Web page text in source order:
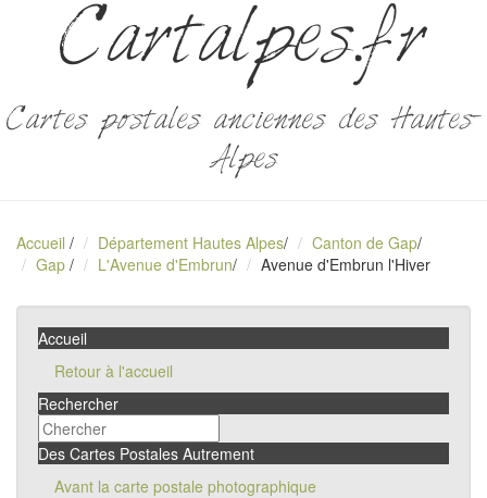
Cartalpes.fr
Cartes postales anciennes des Hautes-
Alpes
Accueil / Département Hautes Alpes/ Canton de Gap/
Gap / L'Avenue d'Embrun/ Avenue d'Embrun l'Hiver
Accueil
Retour à l'accueil
Rechercher
Des Cartes Postales Autrement
Avant la carte postale photographique